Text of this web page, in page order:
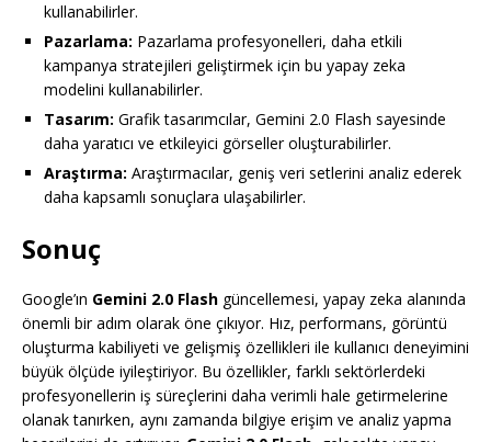
kullanabilirler.
Pazarlama: Pazarlama profesyonelleri, daha etkili
kampanya stratejileri geliştirmek için bu yapay zeka
modelini kullanabilirler.
Tasarım: Grafik tasarımcılar, Gemini 2.0 Flash sayesinde
daha yaratıcı ve etkileyici görseller oluşturabilirler.
Araştırma: Araştırmacılar, geniş veri setlerini analiz ederek
daha kapsamlı sonuçlara ulaşabilirler.
Sonuç
Google’ın Gemini 2.0 Flash güncellemesi, yapay zeka alanında
önemli bir adım olarak öne çıkıyor. Hız, performans, görüntü
oluşturma kabiliyeti ve gelişmiş özellikleri ile kullanıcı deneyimini
büyük ölçüde iyileştiriyor. Bu özellikler, farklı sektörlerdeki
profesyonellerin iş süreçlerini daha verimli hale getirmelerine
olanak tanırken, aynı zamanda bilgiye erişim ve analiz yapma